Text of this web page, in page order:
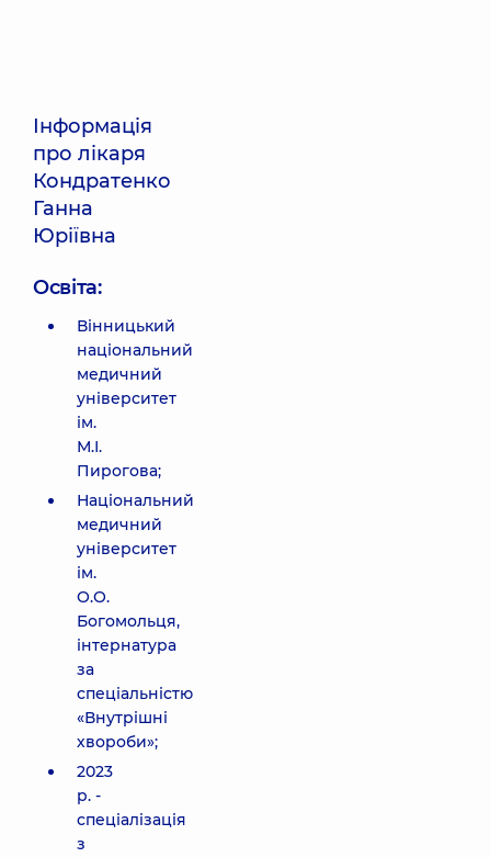
Інформація
про лікаря
Кондратенко
Ганна
Юріївна
Освіта:
Вінницький
національний
медичний
університет
ім.
М.І.
Пирогова;
Національний
медичний
університет
ім.
О.О.
Богомольця,
інтернатура
за
спеціальністю
«Внутрішні
хвороби»;
2023
р. -
спеціалізація
з